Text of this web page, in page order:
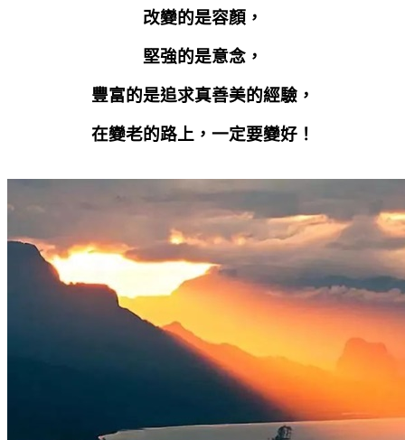
改變的是容顏，
堅強的是意念，
豐富的是追求真善美的經驗，
在變老的路上，一定要變好！